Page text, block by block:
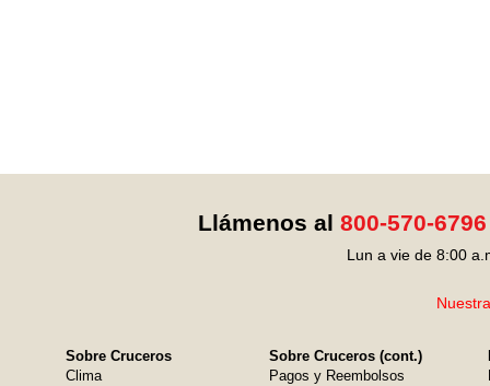
Llámenos al 800-570-6796
Lun a vie de 8:00
Sobre Cruceros
Clima
Sobre Cruceros (cont.)
Pagos y Reembolsos